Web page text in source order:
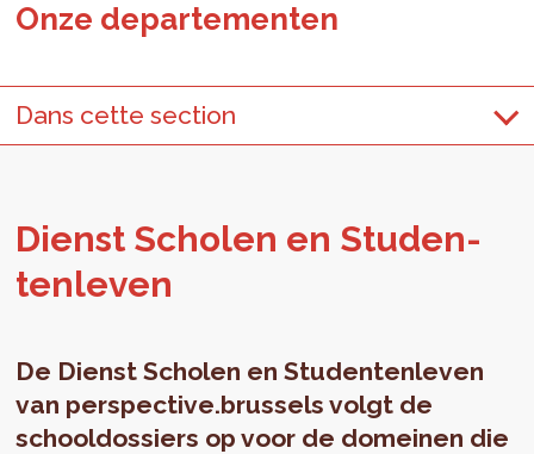
Onze de­par­te­men­ten
Dans cette section
Dienst Scho­len en Stu­den­
ten­le­ven
De Dienst Scholen en Studentenleven
van perspective.brussels volgt de
schooldossiers op voor de domeinen die